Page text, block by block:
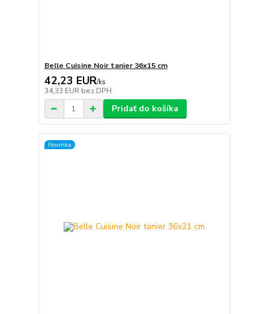
Belle Cuisine Noir tanier 36x15 cm
42,23 EUR/ks
34,33 EUR bez DPH
Pridať do košíka
Novinka